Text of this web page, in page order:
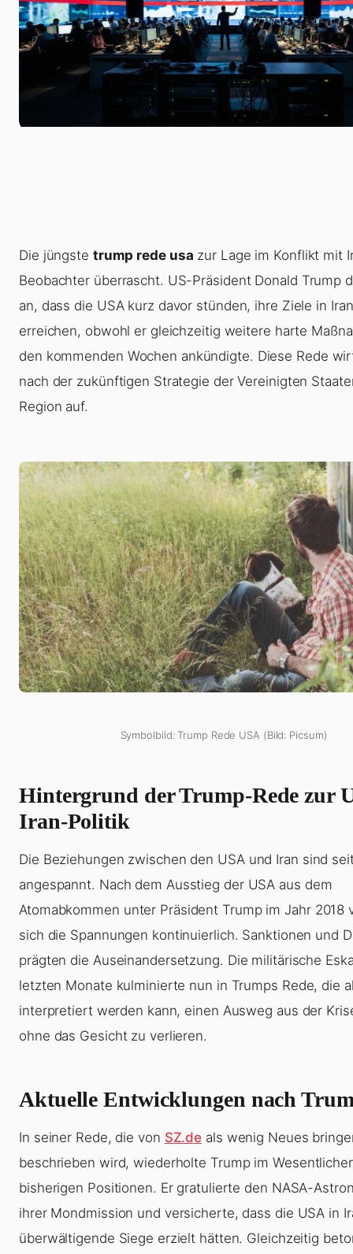
Die jüngste trump rede usa zur Lage im Konflikt mit
Beobachter überrascht. US-Präsident Donald Trump
an, dass die USA kurz davor stünden, ihre Ziele in
erreichen, obwohl er gleichzeitig weitere harte
den kommenden Wochen ankündigte. Diese Rede
nach der zukünftigen Strategie der Vereinigten
Region auf.
Symbolbild: Trump Rede USA (Bild: Picsum)
Hintergrund der Trump-Rede zur
Iran-Politik
Die Beziehungen zwischen den USA und Iran sind
angespannt. Nach dem Ausstieg der USA aus dem
Atomabkommen unter Präsident Trump im Jahr 2018
sich die Spannungen kontinuierlich. Sanktionen und
prägten die Auseinandersetzung. Die militärische
letzten Monate kulminierte nun in Trumps Rede, die
interpretiert werden kann, einen Ausweg aus der
ohne das Gesicht zu verlieren.
Aktuelle Entwicklungen nach
In seiner Rede, die von SZ.de als wenig Neues
beschrieben wird, wiederholte Trump im
bisherigen Positionen. Er gratulierte den NASA-
ihrer Mondmission und versicherte, dass die USA in
überwältigende Siege erzielt hätten. Gleichzeitig